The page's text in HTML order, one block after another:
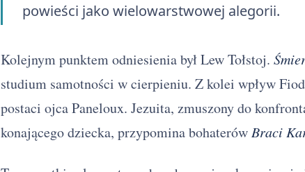
powieści jako wielowarstwowej alegorii.
Kolejnym punktem odniesienia był Lew Tołstoj.
studium samotności w cierpieniu. Z kolei wpływ
postaci ojca Paneloux. Jezuita, zmuszony do
konającego dziecka, przypomina bohaterów Braci